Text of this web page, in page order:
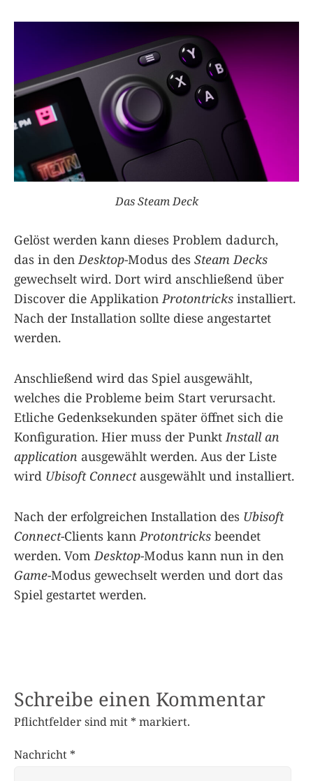
Das Steam Deck
Gelöst werden kann dieses Problem dadurch,
das in denDesktop-Modus des Steam Decks
gewechselt wird. Dort wird anschließend über
Discover die ApplikationProtontricks installiert.
Nach der Installation sollte diese angestartet
werden.
Anschließend wird das Spiel ausgewählt,
welches die Probleme beim Start verursacht.
Etliche Gedenksekunden später öffnet sich die
Konfiguration. Hier muss der PunktInstall an
application ausgewählt werden. Aus der Liste
wird Ubisoft Connectausgewählt und installiert.
Nach der erfolgreichen Installation des Ubisoft
Connect-Clients kannProtontricks beendet
werden. VomDesktop-Modus kann nun in den
Game-Modus gewechselt werden und dort das
Spiel gestartet werden.
Schreibe einen Kommentar
Pflichtfelder sind mit * markiert.
Nachricht *